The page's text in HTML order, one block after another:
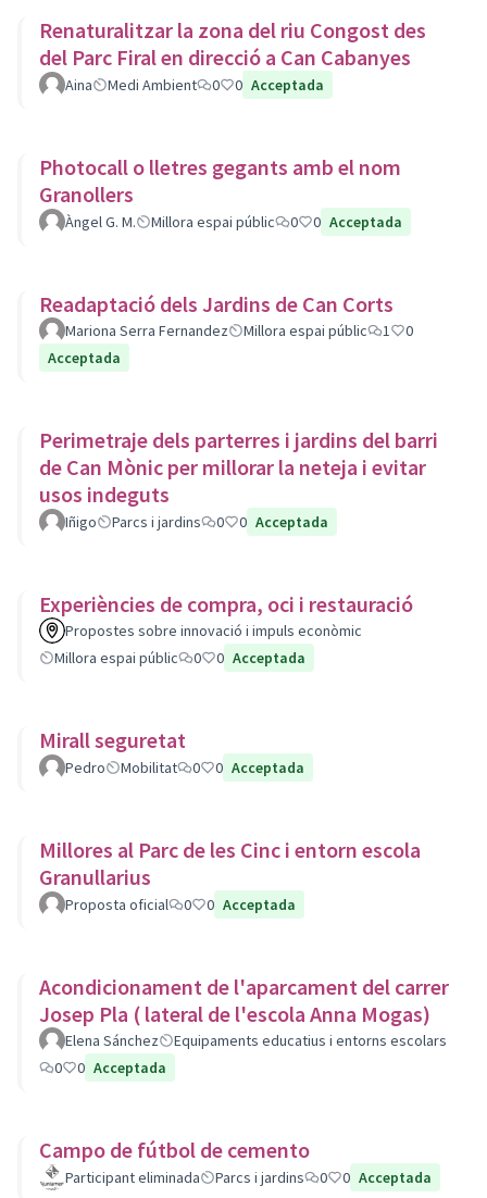
Renaturalitzar la zona del riu Congost des
del Parc Firal en direcció a Can Cabanyes
Aina Medi Ambient 0 0 Acceptada
Photocall o lletres gegants amb el nom
Granollers
Àngel G. M. Millora espai públic 0 0 Acceptada
Readaptació dels Jardins de Can Corts
Mariona Serra Fernandez Millora espai públic 1
0
Acceptada
Perimetraje dels parterres i jardins del barri
de Can Mònic per millorar la neteja i evitar
usos indeguts
Iñigo Parcs i jardins 0 0 Acceptada
Experiències de compra, oci i restauració
Propostes sobre innovació i impuls econòmic
Millora espai públic
0 0 Acceptada
Mirall seguretat
Pedro Mobilitat 0 0 Acceptada
Millores al Parc de les Cinc i entorn escola
Granullarius
Proposta oficial 0 0 Acceptada
Acondicionament de l'aparcament del carrer
Josep Pla ( lateral de l'escola Anna Mogas)
Elena Sánchez
Equipaments educatius i entorns escolars
0
0 Acceptada
Campo de fútbol de cemento
Participant eliminada Parcs i jardins 0 0 Acceptada